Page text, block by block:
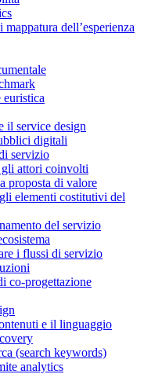
dell’esperienza
il service design
digitali
servizio
attori coinvolti
proposta di valore
elementi costitutivi del
del servizio
i flussi di servizio
co-progettazione
e il linguaggio
(search keywords)
analytics